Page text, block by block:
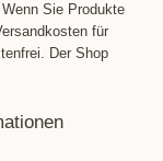
Sie Produkte
für
Der Shop